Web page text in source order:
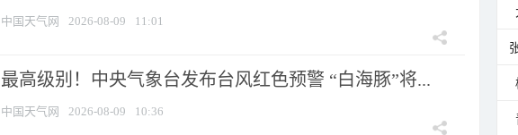
中国天气网 2026-08-09 11:01
最高级别！中央气象台发布台风红色预警 “白海豚”将...
中国天气网 2026-08-09 10:36